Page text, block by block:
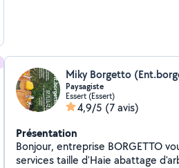
Miky Borgetto
Paysagiste
Essert (Essert)
4,9/5 (7 avis)
Présentation
Bonjour, entreprise BORGETTO vous propose les
services taille d'Haie abattage